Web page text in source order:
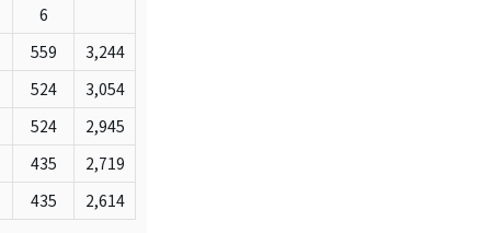
6
559
3,244
524
3,054
524
2,945
435
2,719
435
2,614